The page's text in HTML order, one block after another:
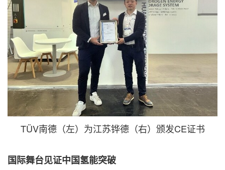
TÜV南德（左）为江苏铧德（右）颁发CE证书
国际舞台见证中国氢能突破